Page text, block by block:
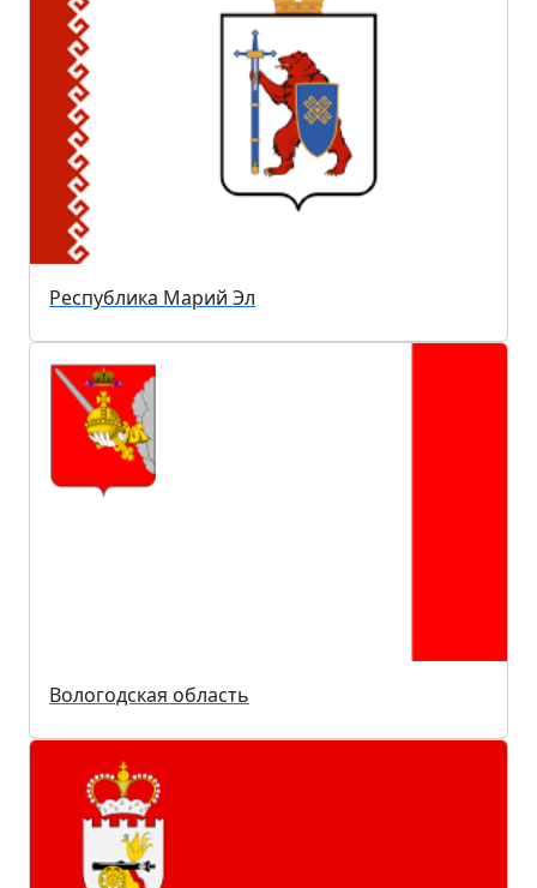
Республика Марий Эл
Вологодская область